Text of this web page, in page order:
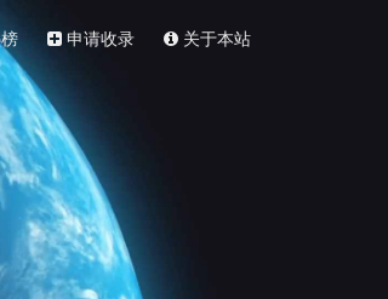
申请收录 关于本站